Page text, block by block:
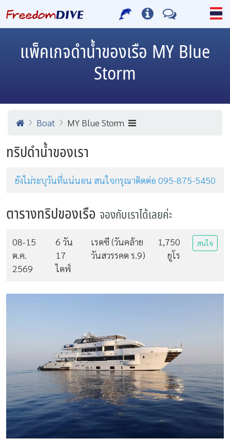
แพ็คเกจดำน้ำของเรือ MY Blue
Storm
Boat MY Blue Storm
ทริปดำน้ำของเรา
ยังไม่ระบุวันที่แน่นอน สนใจกรุณาติดต่อ 095-875-5450
ตารางทริปของเรือ จองกับเราได้เลยค่ะ
08-15
ต.ค.
2569
6 วัน
17
ไดฟ์
เรดซี (วันคล้าย
วันสวรรคต ร.9)
1,750
ยูโร
สนใจ